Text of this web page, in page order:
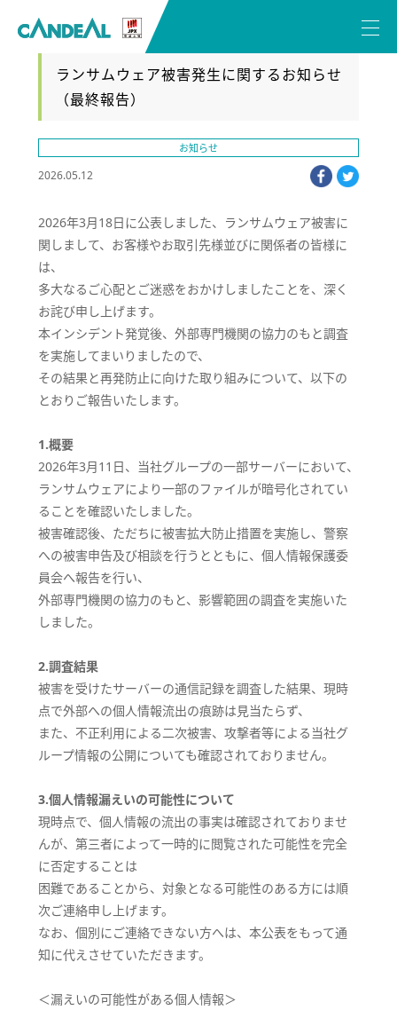
ランサムウェア被害発生に関するお知らせ
（最終報告）
お知らせ
2026.05.12 facebook
2026年3月18日に公表しました、ランサムウェア被害に
関しまして、お客様やお取引先様並びに関係者の皆様に
は、
多大なるご心配とご迷惑をおかけしましたことを、深く
お詫び申し上げます。
本インシデント発覚後、外部専門機関の協力のもと調査
を実施してまいりましたので、
その結果と再発防止に向けた取り組みについて、以下の
とおりご報告いたします。
1.概要
2026年3月11日、当社グループの一部サーバーにおいて、
ランサムウェアにより一部のファイルが暗号化されてい
ることを確認いたしました。
被害確認後、ただちに被害拡大防止措置を実施し、警察
への被害申告及び相談を行うとともに、個人情報保護委
員会へ報告を行い、
外部専門機関の協力のもと、影響範囲の調査を実施いた
しました。
2.調査結果
被害を受けたサーバーの通信記録を調査した結果、現時
点で外部への個人情報流出の痕跡は見当たらず、
また、不正利用による二次被害、攻撃者等による当社グ
ループ情報の公開についても確認されておりません。
3.個人情報漏えいの可能性について
現時点で、個人情報の流出の事実は確認されておりませ
んが、第三者によって一時的に閲覧された可能性を完全
に否定することは
困難であることから、対象となる可能性のある方には順
次ご連絡申し上げます。
なお、個別にご連絡できない方へは、本公表をもって通
知に代えさせていただきます。
＜漏えいの可能性がある個人情報＞